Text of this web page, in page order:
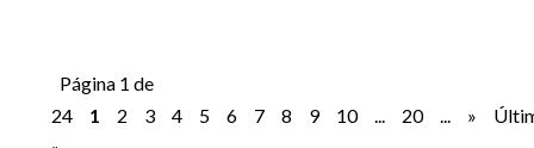
Página 1 de
24
1 2 3 4 5 6 7 8 9 10 ... 20 ... »